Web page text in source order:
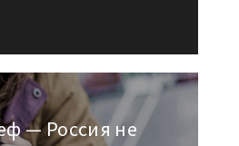
— Россия не